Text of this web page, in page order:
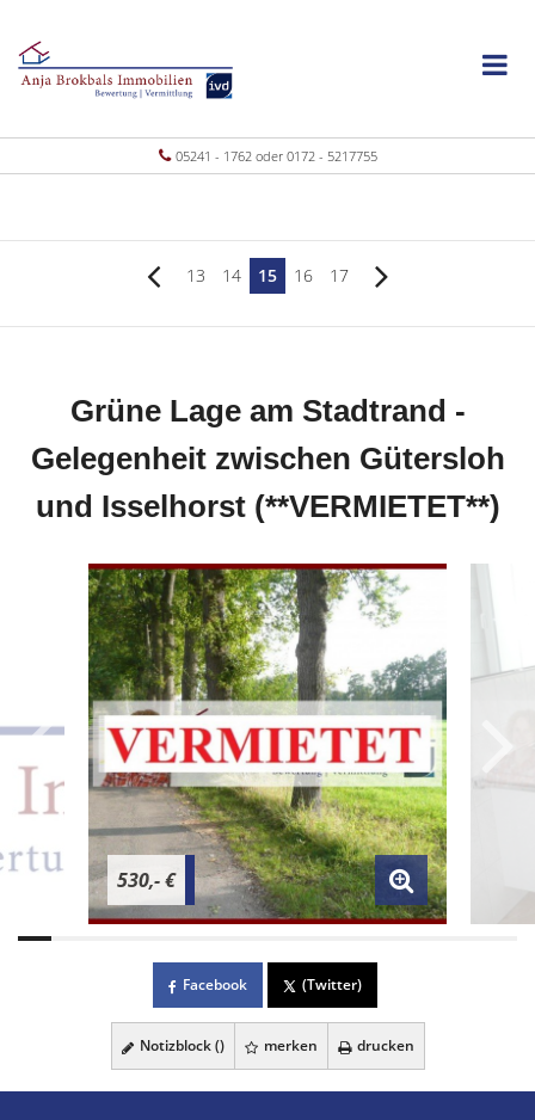
05241 - 1762 oder 0172 - 5217755
13 14 15 16 17
Grüne Lage am Stadtrand -
Gelegenheit zwischen Gütersloh
und Isselhorst (**VERMIETET**)
530,- €
Facebook (Twitter)
Notizblock () merken drucken